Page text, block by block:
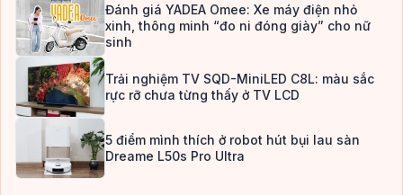
Đánh giá YADEA Omee: Xe máy điện nhỏ
xinh, thông minh “đo ni đóng giày” cho nữ
sinh
Trải nghiệm TV SQD-MiniLED C8L: màu sắc
rực rỡ chưa từng thấy ở TV LCD
5 điểm mình thích ở robot hút bụi lau sàn
Dreame L50s Pro Ultra